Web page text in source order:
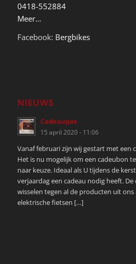
0418-552884
Meer…
Facebook: Bergbikes
NIEUWS
Cadeaupas
15 april 2020 - 11:06
Vanaf februari zijn wij gestart met een
Het is nu mogelijk om een cadeubon
naar keuze. Ideaal als U tijdens de
verjaardag een cadeau nodig heeft. De
wisselen tegen al de producten uit
elektrische fietsen […]